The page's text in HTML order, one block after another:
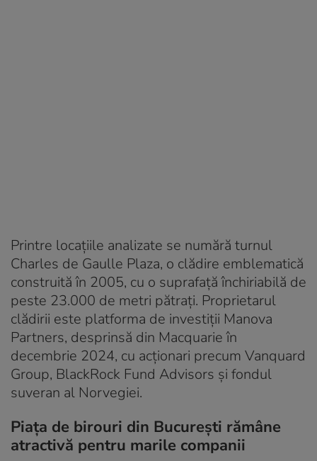
Printre locațiile analizate se numără turnul
Charles de Gaulle Plaza, o clădire emblematică
construită în 2005, cu o suprafață închiriabilă de
peste 23.000 de metri pătrați. Proprietarul
clădirii este platforma de investiții Manova
Partners, desprinsă din Macquarie în
decembrie 2024, cu acționari precum Vanquard
Group, BlackRock Fund Advisors și fondul
suveran al Norvegiei.
Piața de birouri din București rămâne
atractivă pentru marile companii